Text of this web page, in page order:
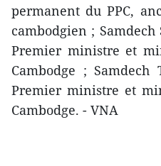
permanent du PPC,
cambodgien ;
Premier ministre et
Cambodge ;
Premier ministre et
Cambodge. - VNA